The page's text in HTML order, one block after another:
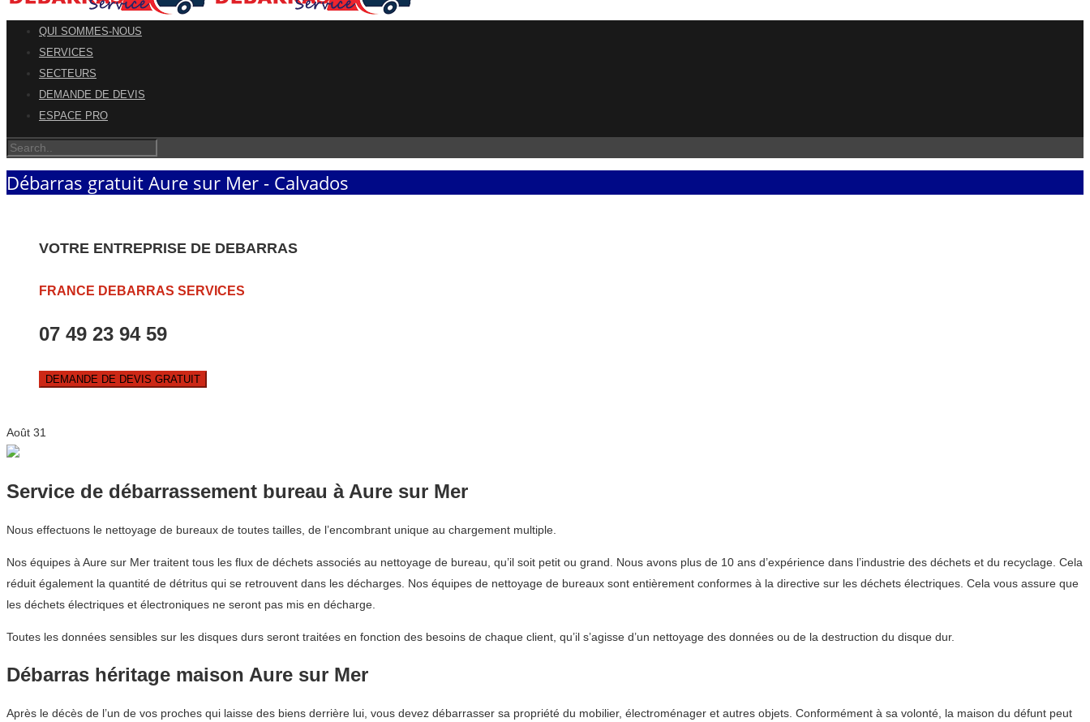
QUI SOMMES-NOUS
SERVICES
SECTEURS
DEMANDE DE DEVIS
ESPACE PRO
Débarras gratuit Aure sur Mer - Calvados
VOTRE ENTREPRISE DE DEBARRAS
FRANCE DEBARRAS SERVICES
07 49 23 94 59
DEMANDE DE DEVIS GRATUIT
Août 31
Service de débarrassement bureau à Aure sur Mer
Nous effectuons le nettoyage de bureaux de toutes tailles, de l’encombrant unique au chargement multiple.
Nos équipes à Aure sur Mer traitent tous les flux de déchets associés au nettoyage de bureau, qu’il soit petit ou grand. Nous avons plus de 10 ans d’expérience dans l’industrie des déchets et du recyclage. Cela
réduit également la quantité de détritus qui se retrouvent dans les décharges. Nos équipes de nettoyage de bureaux sont entièrement conformes à la directive sur les déchets électriques. Cela vous assure que
les déchets électriques et électroniques ne seront pas mis en décharge.
Toutes les données sensibles sur les disques durs seront traitées en fonction des besoins de chaque client, qu’il s’agisse d’un nettoyage des données ou de la destruction du disque dur.
Débarras héritage maison Aure sur Mer
Après le décès de l’un de vos proches qui laisse des biens derrière lui, vous devez débarrasser sa propriété du mobilier, électroménager et autres objets. Conformément à sa volonté, la maison du défunt peut